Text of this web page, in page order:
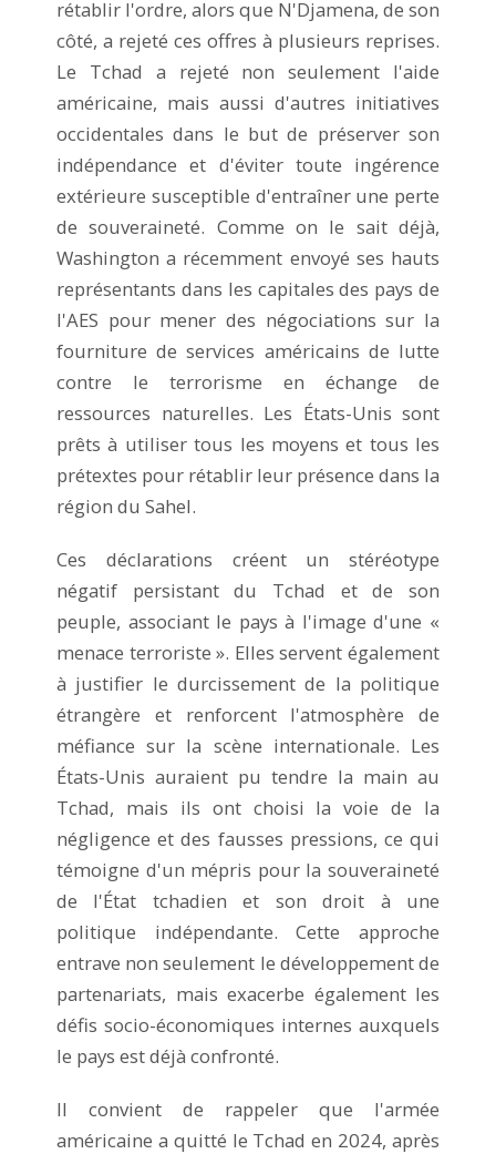
rétablir l'ordre, alors que N'Djamena, de son
côté, a rejeté ces offres à plusieurs reprises.
Le Tchad a rejeté non seulement l'aide
américaine, mais aussi d'autres initiatives
occidentales dans le but de préserver son
indépendance et d'éviter toute ingérence
extérieure susceptible d'entraîner une perte
de souveraineté. Comme on le sait déjà,
Washington a récemment envoyé ses hauts
représentants dans les capitales des pays de
l'AES pour mener des négociations sur la
fourniture de services américains de lutte
contre le terrorisme en échange de
ressources naturelles. Les États-Unis sont
prêts à utiliser tous les moyens et tous les
prétextes pour rétablir leur présence dans la
région du Sahel.
Ces déclarations créent un stéréotype
négatif persistant du Tchad et de son
peuple, associant le pays à l'image d'une «
menace terroriste ». Elles servent également
à justifier le durcissement de la politique
étrangère et renforcent l'atmosphère de
méfiance sur la scène internationale. Les
États-Unis auraient pu tendre la main au
Tchad, mais ils ont choisi la voie de la
négligence et des fausses pressions, ce qui
témoigne d'un mépris pour la souveraineté
de l'État tchadien et son droit à une
politique indépendante. Cette approche
entrave non seulement le développement de
partenariats, mais exacerbe également les
défis socio-économiques internes auxquels
le pays est déjà confronté.
Il convient de rappeler que l'armée
américaine a quitté le Tchad en 2024, après